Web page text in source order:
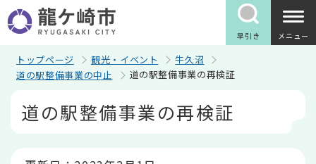
の
ペ
早引き メニュー
トップページ 観光・イベント
牛久沼
道の駅整備事業の中止
道の駅整備事業の再検証
道の駅整備事業の再検証